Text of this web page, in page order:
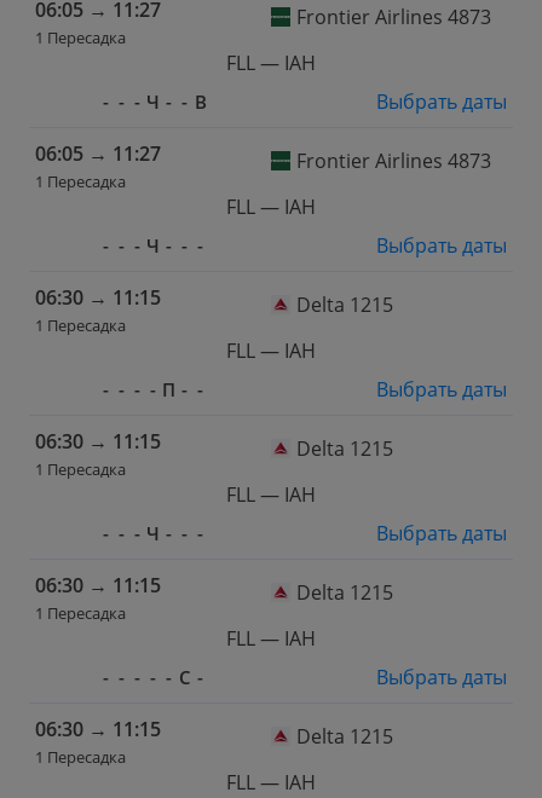
06:05 → 11:27
1 Пересадка
Frontier Airlines 4873
FLL — IAH
- - - Ч - - В
Выбрать даты
06:05 → 11:27
1 Пересадка
Frontier Airlines 4873
FLL — IAH
- - - Ч - - -
Выбрать даты
06:30 → 11:15
1 Пересадка
Delta 1215
FLL — IAH
- - - - П - -
Выбрать даты
06:30 → 11:15
1 Пересадка
Delta 1215
FLL — IAH
- - - Ч - - -
Выбрать даты
06:30 → 11:15
1 Пересадка
Delta 1215
FLL — IAH
- - - - - С -
Выбрать даты
06:30 → 11:15
1 Пересадка
Delta 1215
FLL — IAH